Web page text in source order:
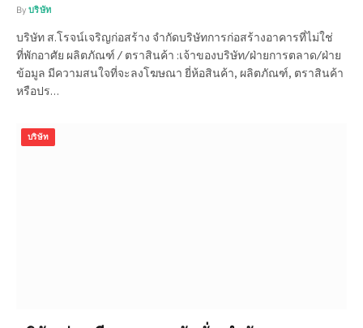
By บริษัท
บริษัท ส.โรจน์เจริญก่อสร้าง จำกัดบริษัทการก่อสร้างอาคารที่ไม่ใช่
ที่พักอาศัย ผลิตภัณฑ์ / ตราสินค้า :เจ้าของบริษัท/ฝ่ายการตลาด/ฝ่าย
ข้อมูล มีความสนใจที่จะลงโฆษณา ยี่ห้อสินค้า, ผลิตภัณฑ์, ตราสินค้า
หรือปร…
บริษัท